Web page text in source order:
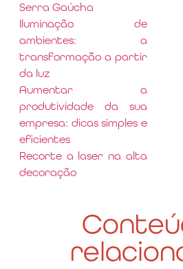
Serra Gaúcha
Iluminação de
ambientes: a
transformação a partir
da luz
Aumentar a
produtividade da sua
empresa: dicas simples e
eficientes
Recorte a laser na alta
decoração